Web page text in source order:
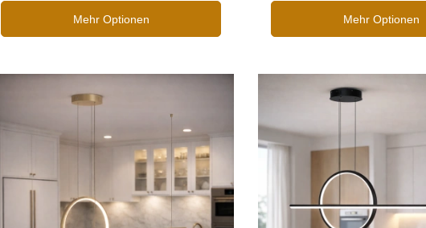
Mehr Optionen Mehr Optionen